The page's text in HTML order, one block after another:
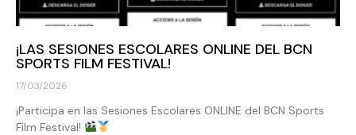
¡LAS SESIONES ESCOLARES ONLINE DEL BCN
SPORTS FILM FESTIVAL!
17/03/2026
¡Participa en las Sesiones Escolares ONLINE del BCN Sports
Film Festival!